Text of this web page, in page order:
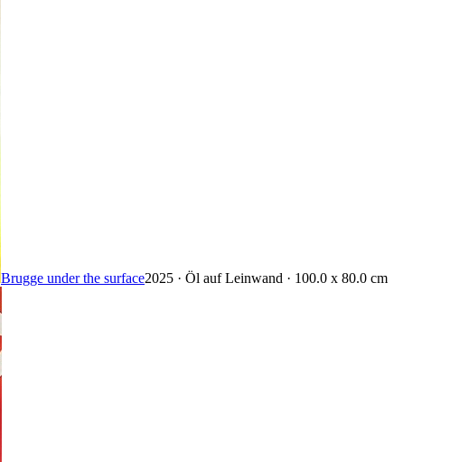
Brugge under the surface2025 · Öl auf Leinwand · 100.0 x 80.0 cm